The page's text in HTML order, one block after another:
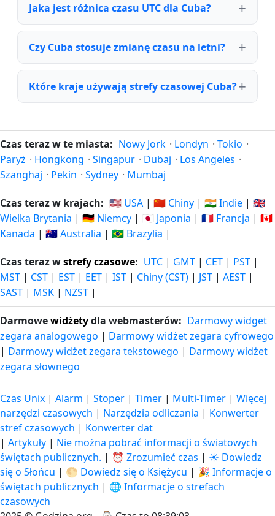
Jaka jest różnica czasu UTC dla Cuba?
Czy Cuba stosuje zmianę czasu na letni?
Które kraje używają strefy czasowej Cuba?
Czas teraz w te miasta: Nowy Jork · Londyn · Tokio ·
Paryż · Hongkong · Singapur · Dubaj · Los Angeles ·
Szanghaj · Pekin · Sydney · Mumbaj
Czas teraz w krajach: 🇺🇸 USA | 🇨🇳 Chiny | 🇮🇳 Indie | 🇬🇧
Wielka Brytania | 🇩🇪 Niemcy | 🇯🇵 Japonia | 🇫🇷 Francja | 🇨🇦
Kanada | 🇦🇺 Australia | 🇧🇷 Brazylia |
Czas teraz wstrefy czasowe: UTC | GMT | CET | PST |
MST | CST | EST | EET | IST | Chiny (CST) | JST | AEST |
SAST | MSK | NZST |
Darmowewidżetydla webmasterów: Darmowy widget
zegara analogowego | Darmowy widżet zegara cyfrowego
| Darmowy widżet zegara tekstowego | Darmowy widżet
zegara słownego
Czas Unix | Alarm | Stoper | Timer | Multi-Timer | Więcej
narzędzi czasowych | Narzędzia odliczania | Konwerter
stref czasowych | Konwerter dat
| Artykuły | Nie można pobrać informacji o światowych
świętach publicznych. | ⏰ Zrozumieć czas | ☀️ Dowiedz
się o Słońcu | 🌕 Dowiedz się o Księżycu | 🎉 Informacje o
świętach publicznych | 🌐 Informacje o strefach
czasowych